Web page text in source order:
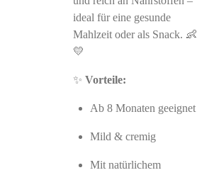
ideal für eine gesunde
Mahlzeit oder als Snack. 👶
💛
✨ Vorteile:
Ab 8 Monaten geeignet
Mild & cremig
Mit natürlichem